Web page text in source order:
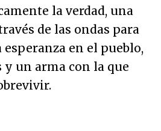
la verdad, una
de las ondas para
en el pueblo,
y un arma con la que